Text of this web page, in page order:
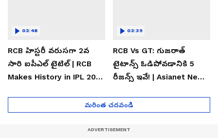
RCB హిస్టరీ వరుసగా 2వ
సారి ఐపీఎల్ టైటిల్ | RCB
Makes History in IPL 2026
03:48
RCB Vs GT: గుజరాత్
టైటాన్స్ ఓడిపోవడానికి 5
రీజన్స్ ఇవే! | Asianet News
03:39
మరింత చదవండి